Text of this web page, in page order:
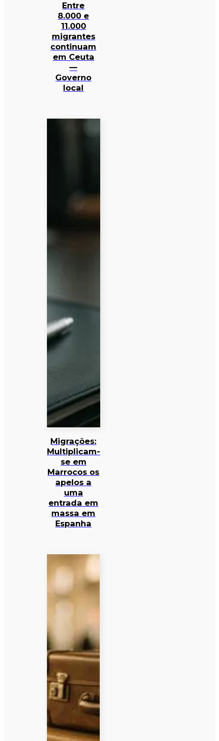
Entre
8.000 e
11.000
migrantes
continuam
em Ceuta
—
Governo
local
Migrações:
Multiplicam-
se em
Marrocos os
apelos a
uma
entrada em
massa em
Espanha